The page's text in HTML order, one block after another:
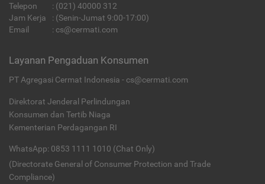
Telepon : (021) 40000 312
Jam Kerja
: (Senin-Jumat 9:00-17:00)
Email
: cs@cermati.com
Layanan Pengaduan Konsumen
PT Agregasi Cermat Indonesia - cs@cermati.com
Direktorat Jenderal Perlindungan
Konsumen dan Tertib Niaga
Kementerian Perdagangan RI
WhatsApp: 0853 1111 1010 (Chat Only)
(Directorate General of Consumer Protection and Trade
Compliance)